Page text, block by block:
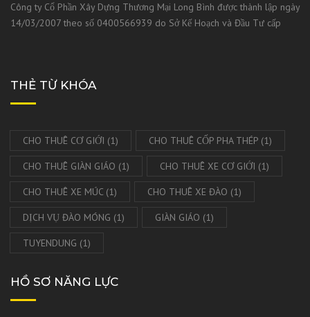
Công ty Cổ Phần Xây Dựng Thương Mại Long Bình được thành lập ngày
14/03/2007 theo số 0400566939 do Sở Kế Hoạch và Đầu Tư cấp
THẺ TỪ KHÓA
CHO THUÊ CƠ GIỚI (1) CHO THUÊ CỐP PHA THÉP (1)
CHO THUÊ GIÀN GIÁO (1) CHO THUÊ XE CƠ GIỚI (1)
CHO THUÊ XE MÚC (1) CHO THUÊ XE ĐÀO (1)
DỊCH VỤ ĐÀO MÓNG (1) GIÀN GIÁO (1)
TUYENDUNG (1)
HỒ SƠ NĂNG LỰC